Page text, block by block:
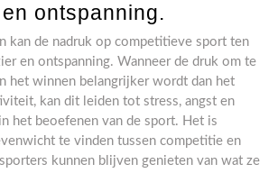
ontspanning.
kan de nadruk op competitieve sport ten
en ontspanning. Wanneer de druk om te
het winnen belangrijker wordt dan het
kan dit leiden tot stress, angst en
het beoefenen van de sport. Het is
te vinden tussen competitie en
kunnen blijven genieten van wat ze